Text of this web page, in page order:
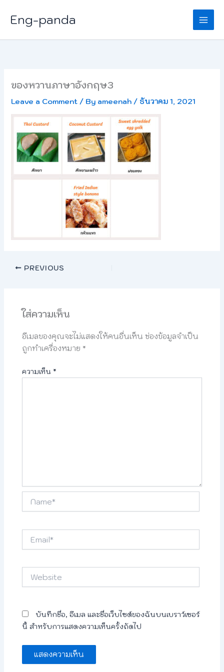
content
Eng-panda
ของหวานภาษาอังกฤษ3
Leave a Comment / By ameenah/ ธันวาคม 1, 2021
PREVIOUS
ใส่ความเห็น
อีเมลของคุณจะไม่แสดงให้คนอื่นเห็น ช่องข้อมูลจำเป็น
ถูกทำเครื่องหมาย *
ความเห็น *
บันทึกชื่อ, อีเมล และชื่อเว็บไซต์ของฉันบนเบราว์เซอร์
นี้ สำหรับการแสดงความเห็นครั้งถัดไป